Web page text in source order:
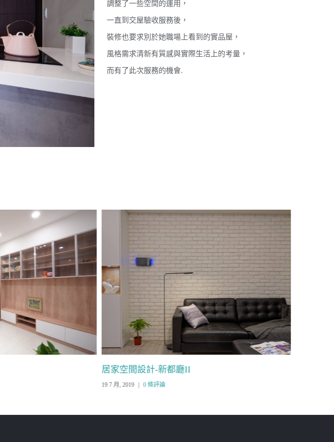
調整了一些空間的運用，
一直到交屋驗收服務後，
裝修也要求別於她職場上看到的實品屋，
風格需求清新有質感與實際生活上的考量，
而有了此次服務的機會.
居家空間設計-新都廳II
19 7 月, 2019 | 0 條評論